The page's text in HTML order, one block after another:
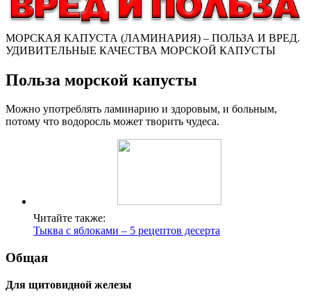
МОРСКАЯ КАПУСТА (ЛАМИНАРИЯ) – ПОЛЬЗА И ВРЕД.
УДИВИТЕЛЬНЫЕ КАЧЕСТВА МОРСКОЙ КАПУСТЫ
Польза морской капусты
Можно употреблять ламинарию и здоровым, и больным,
потому что водоросль может творить чудеса.
Читайте также:
Тыква с яблоками – 5 рецептов десерта
Общая
Для щитовидной железы